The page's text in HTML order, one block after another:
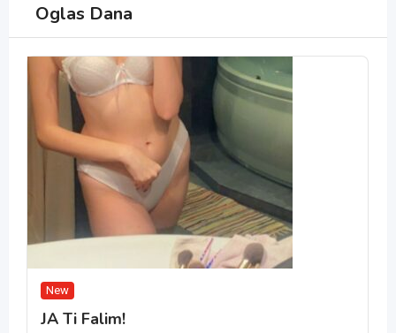
Oglas Dana
New
JA Ti Falim!